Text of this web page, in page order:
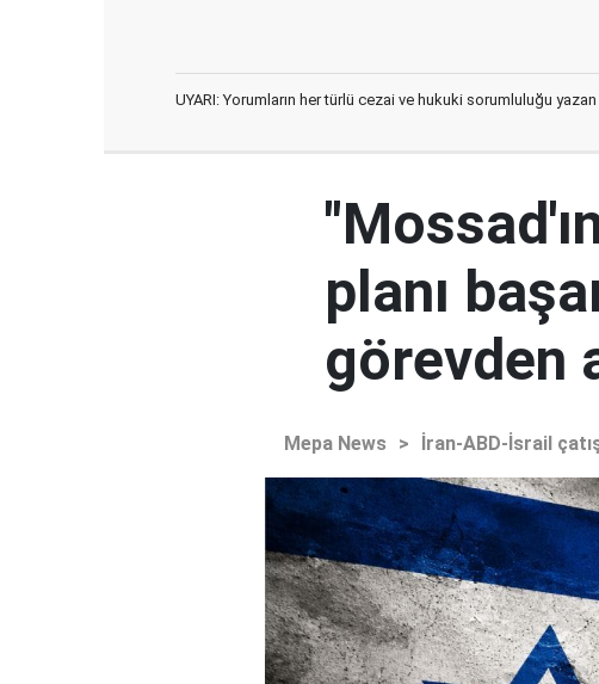
UYARI: Yorumların her türlü cezai ve hukuki sorumluluğu
planı
görevden
Mepa News > İran-ABD-İsrail